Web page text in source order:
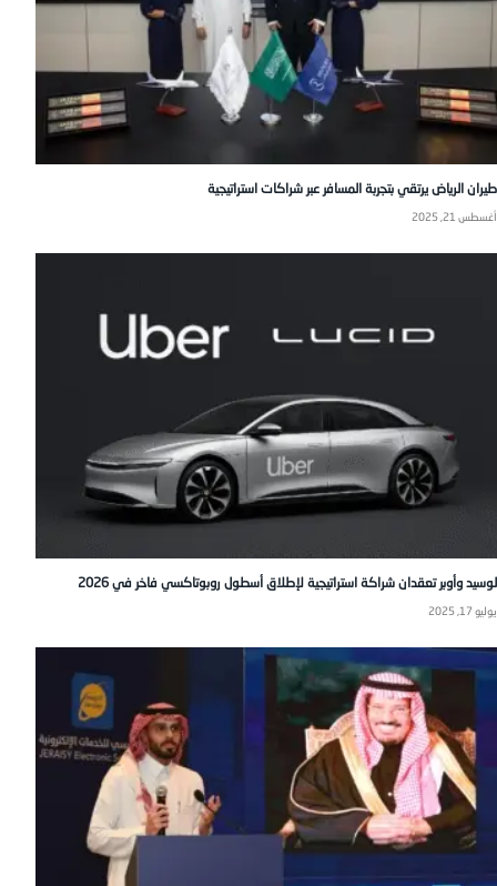
طيران الرياض يرتقي بتجربة المسافر عبر شراكات استراتيجية
أغسطس 21, 2025
لوسيد وأوبر تعقدان شراكة استراتيجية لإطلاق أسطول روبوتاكسي فاخر في 2026
يوليو 17, 2025